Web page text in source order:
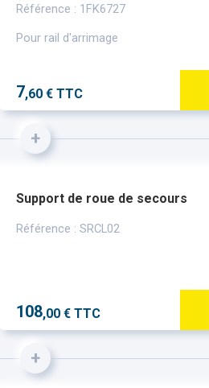
Référence : 1FK6727
Pour rail d'arrimage
7,60 € TTC
+
Support de roue de secours
Référence : SRCL02
108,00 € TTC
+